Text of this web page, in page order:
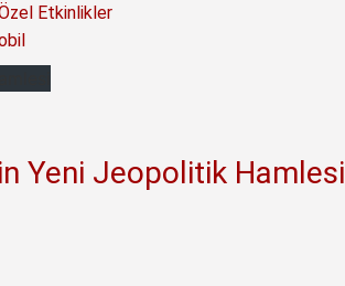
Etkinlikler
Yeni Jeopolitik Hamlesi